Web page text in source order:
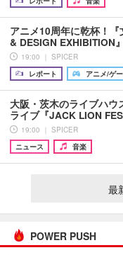
アニメ10周年に乾杯！
& DESIGN EXHIBITION
19:00 ｜ SPICER
レポート
アニメ/ゲ
大阪・茨木のライブハ
ライブ『JACK LION
19:00 ｜ SPICER
ニュース
音楽
最
POWER PUSH